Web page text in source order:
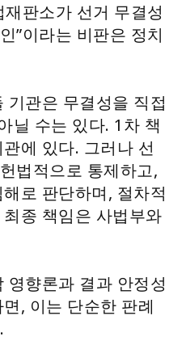
판소가 선거 무결성
”이라는 비판은 정치
기관은 무결성을 직접
닐 수는 있다. 1차 책
에 있다. 그러나 선
법적으로 통제하고,
로 판단하며, 절차적
종 책임은 사법부와
영향론과 결과 안정성
, 이는 단순한 판례